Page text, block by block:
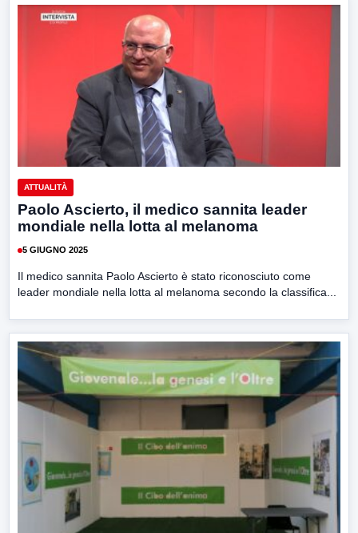
ATTUALITÀ
Paolo Ascierto, il medico sannita leader
mondiale nella lotta al melanoma
5 GIUGNO 2025
Il medico sannita Paolo Ascierto è stato riconosciuto come
leader mondiale nella lotta al melanoma secondo la classifica...